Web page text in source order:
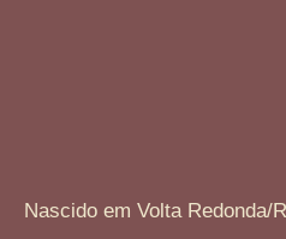
Nascido em Volta Redonda/